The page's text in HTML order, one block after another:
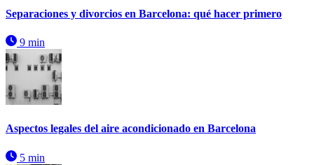
Separaciones y divorcios en Barcelona: qué hacer primero
9 min
Aspectos legales del aire acondicionado en Barcelona
5 min